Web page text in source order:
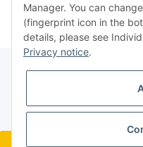
Manager. You can
(fingerprint icon in the
details, please see
Privacy notice.